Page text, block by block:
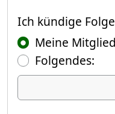
Ich kündige
Ich kündige
Meine
Folgendes:
Ich kündige